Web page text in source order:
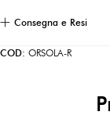
COD: ORSOLA-R
Consegna e Resi